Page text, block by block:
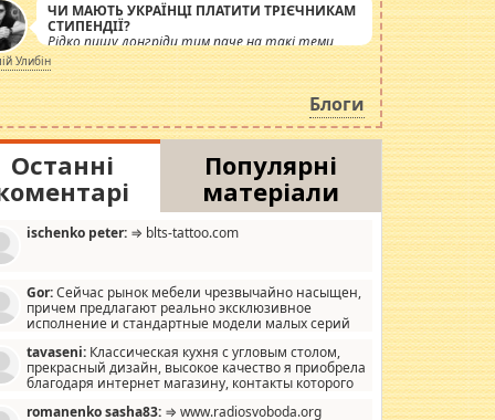
ЧИ МАЮТЬ УКРАЇНЦІ ПЛАТИТИ ТРІЄЧНИКАМ
СТИПЕНДІЇ?
Рідко пишу лонгріди тим паче на такі теми,
але вже просто дістало! Обурюють сьогоднішні
інсенуації навколо стипендіального питання.
Штучно роздувається ще одна соціальна
катастрофа.
Улибін
Блоги
Останні
Популярні
матеріали
ischenko peter: ⇒ blts-tattoo.com
Gor:Сейчас рынок мебели чрезвычайно насыщен,
причем предлагают реально эксклюзивное
исполнение и стандартные модели малых серий
мало походит на стандартные формы, в MebelOk,
и что главное - со вкусом все в порядке,
ненужных наворотов удорожающих мебель, а это не
tavaseni: Классическая кухня с угловым столом,
прекрасный дизайн, высокое качество я приобрела
благодаря интернет магазину, контакты которого
romanenko sasha83: ⇒ www.radiosvoboda.org